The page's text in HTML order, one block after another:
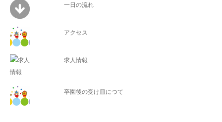
一日の流れ
アクセス
求人情報
卒園後の受け皿につて